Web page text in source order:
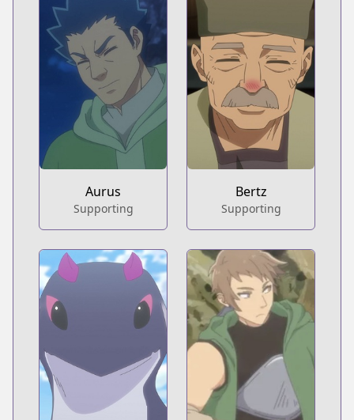
Aurus
Supporting
Bertz
Supporting